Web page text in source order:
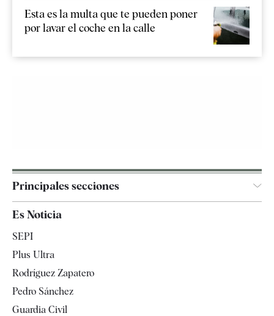
Esta es la multa que te pueden poner
por lavar el coche en la calle
Principales secciones
Televisión
Es Noticia
SEPI
Plus Ultra
Rodríguez Zapatero
Pedro Sánchez
Guardia Civil